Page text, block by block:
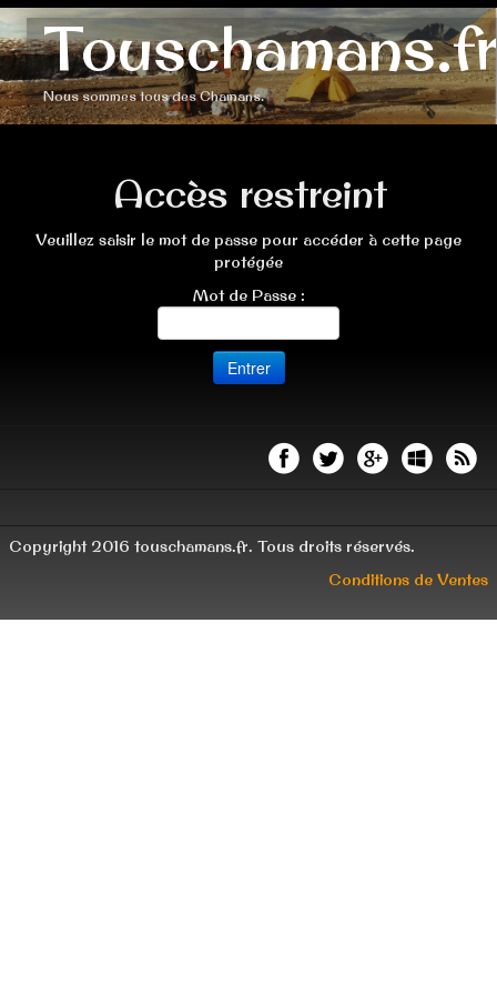
Touschamans.fr
Nous sommes tous des Chamans.
Accès restreint
Veuillez saisir le mot de passe pour accéder à cette page
protégée
Mot de Passe :
Copyright 2016 touschamans.fr. Tous droits réservés.
Conditions de Ventes